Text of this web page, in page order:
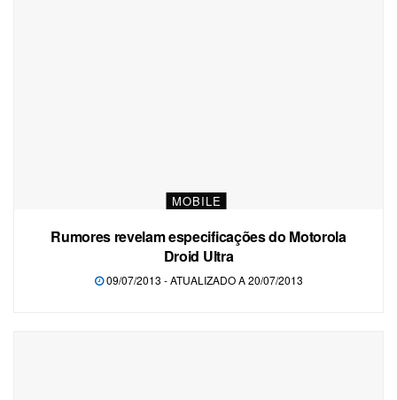
MOBILE
Rumores revelam especificações do Motorola
Droid Ultra
09/07/2013 - ATUALIZADO A 20/07/2013